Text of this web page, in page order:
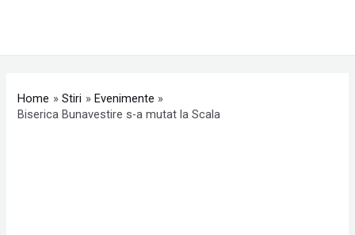
Home Stiri
Evenimente
Biserica Bunavestire s-a mutat la Scala